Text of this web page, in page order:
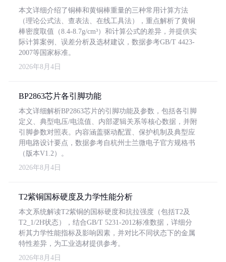
本文详细介绍了铜棒和黄铜棒重量的三种常用计算方法
（理论公式法、查表法、在线工具法），重点解析了黄铜
棒密度取值（8.4-8.7g/cm³）和计算公式的差异，并提供实
际计算案例、误差分析及选材建议，数据参考GB/T 4423-
2007等国家标准。
2026年8月4日
BP2863芯片各引脚功能
本文详细解析BP2863芯片的引脚功能及参数，包括各引脚
定义、典型电压/电流值、内部逻辑关系等核心数据，并附
引脚参数对照表。内容涵盖驱动配置、保护机制及典型应
用电路设计要点，数据参考自杭州士兰微电子官方规格书
（版本V1.2）。
2026年8月4日
T2紫铜国标硬度及力学性能分析
本文系统解读T2紫铜的国标硬度和抗拉强度（包括T2及
T2_1/2H状态），结合GB/T 5231-2012标准数据，详细分
析其力学性能指标及影响因素，并对比不同状态下的金属
特性差异，为工业选材提供参考。
2026年8月4日